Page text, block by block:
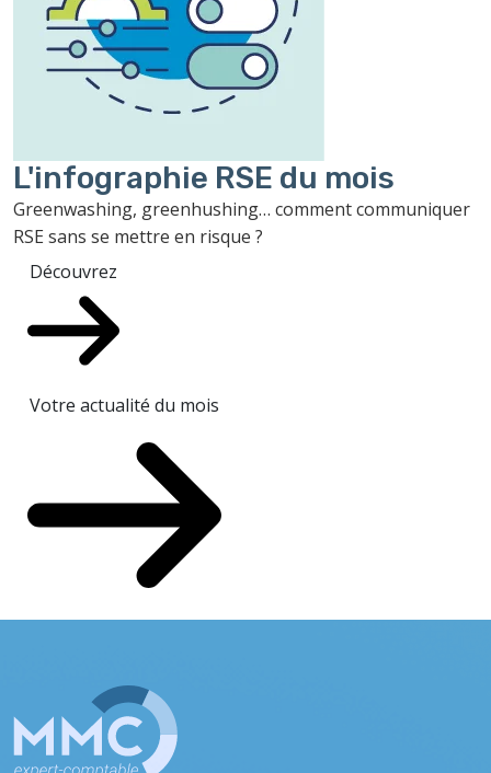
L'infographie RSE du mois
Greenwashing, greenhushing… comment communiquer
RSE sans se mettre en risque ?
Découvrez
Votre actualité du mois